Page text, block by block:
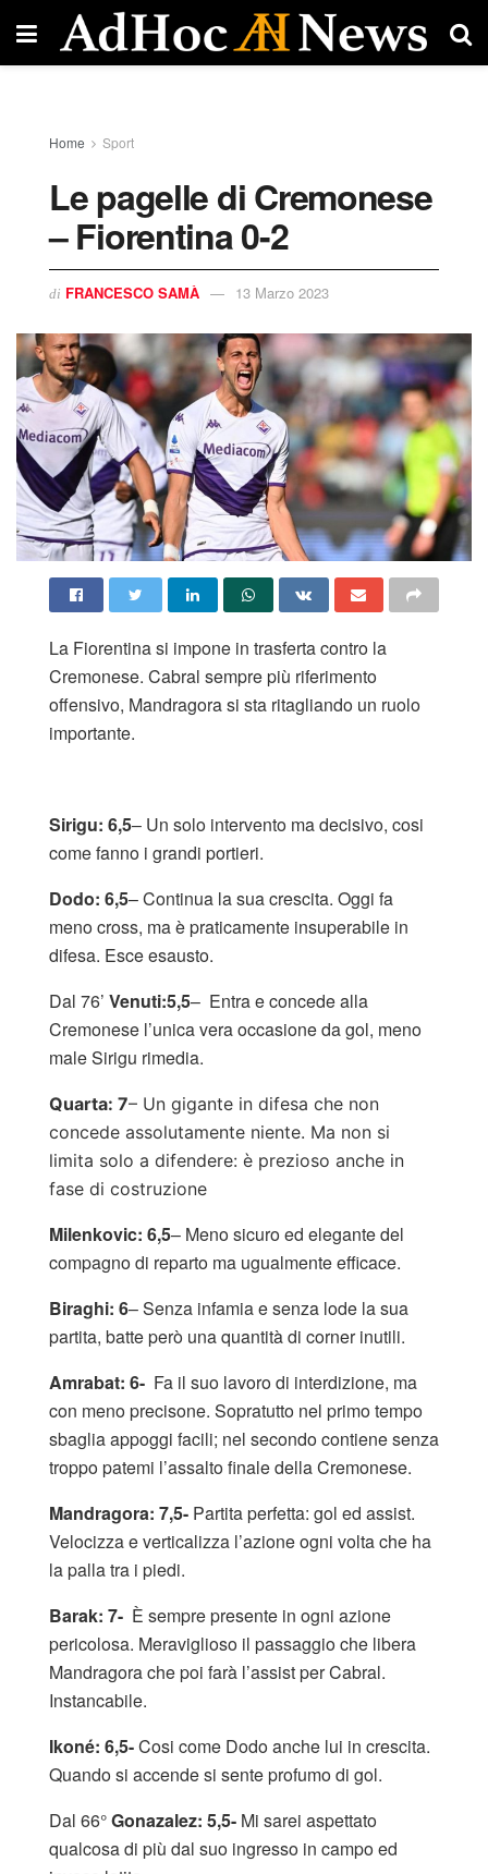
Home Sport
Le pagelle di Cremonese
– Fiorentina 0-2
di FRANCESCO SAMÀ 13 Marzo 2023
La Fiorentina si impone in trasferta contro la
Cremonese. Cabral sempre più riferimento
offensivo, Mandragora si sta ritagliando un ruolo
importante.
Sirigu: 6,5– Un solo intervento ma decisivo, cosi
come fanno i grandi portieri.
Dodo: 6,5– Continua la sua crescita. Oggi fa
meno cross, ma è praticamente insuperabile in
difesa. Esce esausto.
Dal 76’ Venuti:5,5– Entra e concede alla
Cremonese l’unica vera occasione da gol, meno
male Sirigu rimedia.
Quarta: 7– Un gigante in difesa che non
concede assolutamente niente. Ma non si
limita solo a difendere: è prezioso anche in
fase di costruzione
Milenkovic: 6,5– Meno sicuro ed elegante del
compagno di reparto ma ugualmente efficace.
Biraghi: 6– Senza infamia e senza lode la sua
partita, batte però una quantità di corner inutili.
Amrabat: 6- Fa il suo lavoro di interdizione, ma
con meno precisone. Sopratutto nel primo tempo
sbaglia appoggi facili; nel secondo contiene senza
troppo patemi l’assalto finale della Cremonese.
Mandragora: 7,5- Partita perfetta: gol ed assist.
Velocizza e verticalizza l’azione ogni volta che ha
la palla tra i piedi.
Barak: 7- È sempre presente in ogni azione
pericolosa. Meraviglioso il passaggio che libera
Mandragora che poi farà l’assist per Cabral.
Instancabile.
Ikoné: 6,5-Cosi come Dodo anche lui in crescita.
Quando si accende si sente profumo di gol.
Dal 66°Gonazalez: 5,5- Mi sarei aspettato
qualcosa di più dal suo ingresso in campo ed